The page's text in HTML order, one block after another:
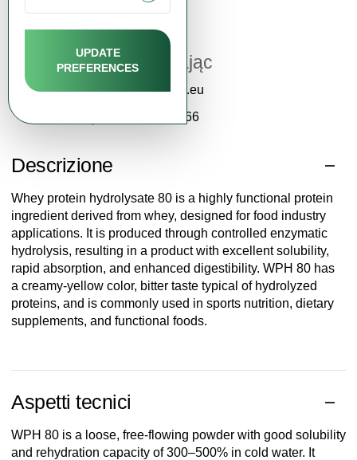
UPDATE
PREFERENCES
Descrizione
Whey protein hydrolysate 80 is a highly functional protein
ingredient derived from whey, designed for food industry
applications. It is produced through controlled enzymatic
hydrolysis, resulting in a product with excellent solubility,
rapid absorption, and enhanced digestibility. WPH 80 has
a creamy-yellow color, bitter taste typical of hydrolyzed
proteins, and is commonly used in sports nutrition, dietary
supplements, and functional foods.
Aspetti tecnici
WPH 80 is a loose, free-flowing powder with good solubility
and rehydration capacity of 300–500% in cold water. It
Assistenza clienti
Katarzyna Zając
contact@fdcm.eu
+48 577 124 466